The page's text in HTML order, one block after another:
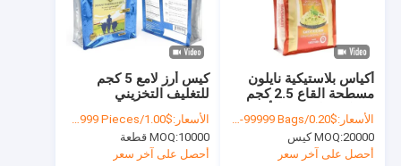
كيس أرز لامع 5 كجم
للتغليف التخزيني
الأسعار:$1.00/Pieces 100-9999 Pieces
MOQ:10000 قطعة
أحصل على آخر سعر
أكياس بلاستيكية نايلون
مسطحة القاع 2.5 كجم
4.5 كجم لتغليف الأرز
الأسعار:$0.20/Bags 10000-99999 Bags
MOQ:20000 كيس
أحصل على آخر سعر